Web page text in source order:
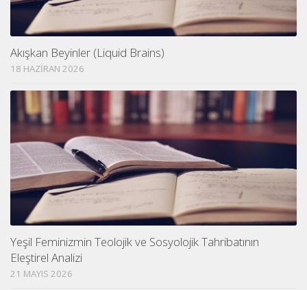
Akışkan Beyinler (Liquid Brains)
18 HAZIRAN 2026
Yeşil Feminizmin Teolojik ve Sosyolojik Tahribatının
Eleştirel Analizi
21 MAYIS 2026